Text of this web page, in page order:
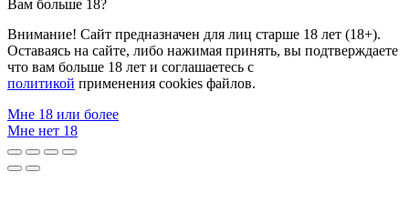
Вам больше 18?
Внимание! Сайт предназначен для лиц старше 18 лет (18+).
Оставаясь на сайте, либо нажимая принять, вы подтверждаете
что вам больше 18 лет и соглашаетесь с
политикой применения cookies файлов.
Мне 18 или более
Мне нет 18